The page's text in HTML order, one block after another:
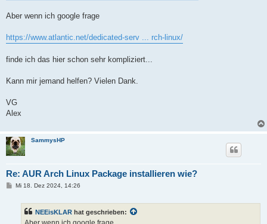
Aber wenn ich google frage
https://www.atlantic.net/dedicated-serv ... rch-linux/
finde ich das hier schon sehr kompliziert...
Kann mir jemand helfen? Vielen Dank.
VG
Alex
SammysHP
Re: AUR Arch Linux Package installieren wie?
BMi 18. Dez 2024, 14:26
NEEisKLAR hat geschrieben: